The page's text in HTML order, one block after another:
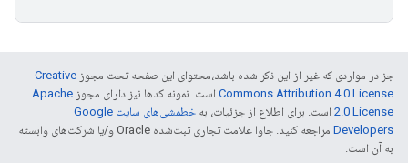
جز در مواردی که غیر از این ذکر شده باشد،‌محتوای این صفحه تحت مجوز Creative
Commons Attribution 4.0 License است. نمونه کدها نیز دارای مجوز Apache
2.0 License است. برای اطلاع از جزئیات، به
خطمشی‌های سایت Google
Developers‏
مراجعه کنید. جاوا علامت تجاری ثبت‌شده Oracle و/یا شرکت‌های وابسته
به آن است.